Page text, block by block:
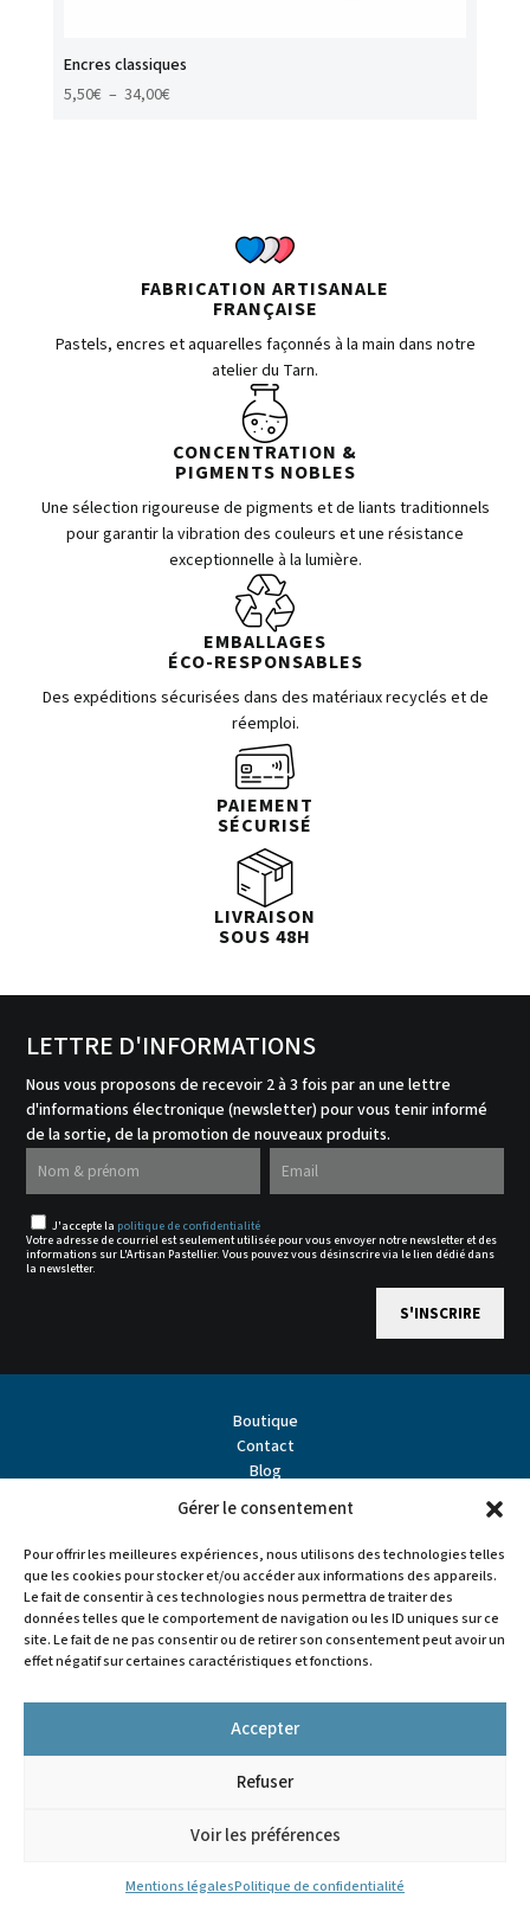
Gérer le consentement
Pour offrir les meilleures expériences, nous utilisons des technologies telles
que les cookies pour stocker et/ou accéder aux informations des appareils.
Le fait de consentir à ces technologies nous permettra de traiter des
données telles que le comportement de navigation ou les ID uniques sur ce
site. Le fait de ne pas consentir ou de retirer son consentement peut avoir un
effet négatif sur certaines caractéristiques et fonctions.
Accepter
Refuser
Voir les préférences
Mentions légalesPolitique de confidentialité
Encres classiques
5,50€ – 34,00€Plage
FABRICATION ARTISANALE
FRANÇAISE
Pastels, encres et aquarelles façonnés à la main dans notre
atelier du Tarn.
CONCENTRATION &
PIGMENTS NOBLES
Une sélection rigoureuse de pigments et de liants traditionnels
pour garantir la vibration des couleurs et une résistance
exceptionnelle à la lumière.
EMBALLAGES
ÉCO-RESPONSABLES
Des expéditions sécurisées dans des matériaux recyclés et de
réemploi.
PAIEMENT
SÉCURISÉ
LIVRAISON
SOUS 48H
LETTRE D'INFORMATIONS
Nous vous proposons de recevoir 2 à 3 fois par an une lettre
d'informations électronique (newsletter) pour vous tenir informé
de la sortie, de la promotion de nouveaux produits.
J'accepte la politique de confidentialité
Votre adresse de courriel est seulement utilisée pour vous envoyer notre newsletter et des
informations sur L'Artisan Pastellier. Vous pouvez vous désinscrire via le lien dédié dans
la newsletter.
Boutique
Contact
Blog
Partenaires
Points de vente

Politiques de confidentialitéConditions générales de vente